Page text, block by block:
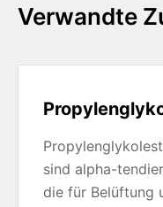
Verwandte
sind alpha-
die für Belüftung